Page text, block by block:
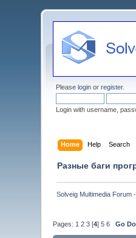
Pleaselogin orregister.
Login with username,
Home Help Search
Разные баги
Solveig Multimedia Forum
Pages: 1 2 3 [4]5 6 Go